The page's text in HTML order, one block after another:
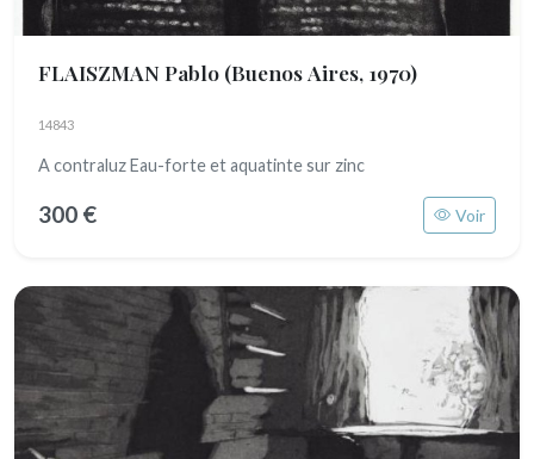
FLAISZMAN Pablo (Buenos Aires, 1970)
14843
A contraluz Eau-forte et aquatinte sur zinc
300 € Voir